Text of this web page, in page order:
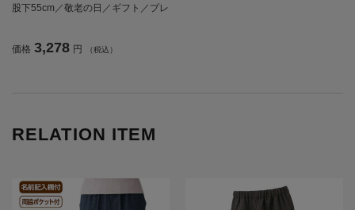
股下55cm／敬老の日／ギフト／プレ
価格 3,278 円 （税込）
RELATION ITEM